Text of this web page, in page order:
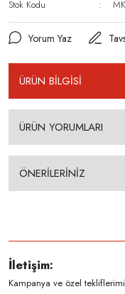
Stok Kodu
Yorum Yaz
ÜRÜN BİLGİSİ
ÜRÜN YORUMLARI
ÖNERİLERİNİZ
İletişim:
Kampanya ve özel